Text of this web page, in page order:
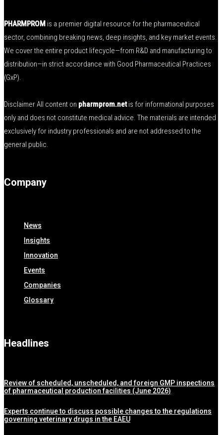
PHARMPROM is a premier digital resource for the pharmaceutical
sector, combining breaking news, deep insights, and key market events.
We cover the entire product lifecycle—from R&D and manufacturing to
distribution—in strict accordance with Good Pharmaceutical Practices
(GxP).
Disclaimer All content on pharmprom.netis for informational purposes
only and does not constitute medical advice. The materials are intended
exclusively for industry professionals and are not addressed to the
general public.
Company
News
Insights
Innovation
Events
Companies
Glossary
Headlines
Review of scheduled, unscheduled, and foreign GMP inspections
of pharmaceutical production facilities (June 2026)
Experts continue to discuss possible changes to the regulations
governing veterinary drugs in the EAEU